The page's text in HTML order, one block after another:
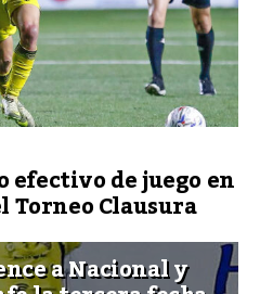
de juego en
Torneo Clausura
a Nacional y